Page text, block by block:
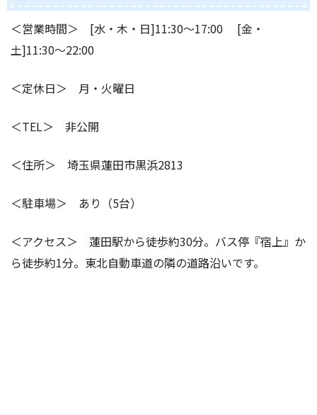
＜営業時間＞ [水・木・日]11:30～17:00 [金・
土]11:30～22:00
＜定休日＞ 月・火曜日
＜TEL＞ 非公開
＜住所＞ 埼玉県蓮田市黒浜2813
＜駐車場＞ あり（5台）
＜アクセス＞ 蓮田駅から徒歩約30分。バス停『宿上』か
ら徒歩約1分。東北自動車道の隣の道路沿いです。